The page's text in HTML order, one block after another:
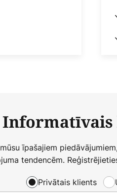
Informatīvais
īpašajiem
tendencēm.
Privātais klients